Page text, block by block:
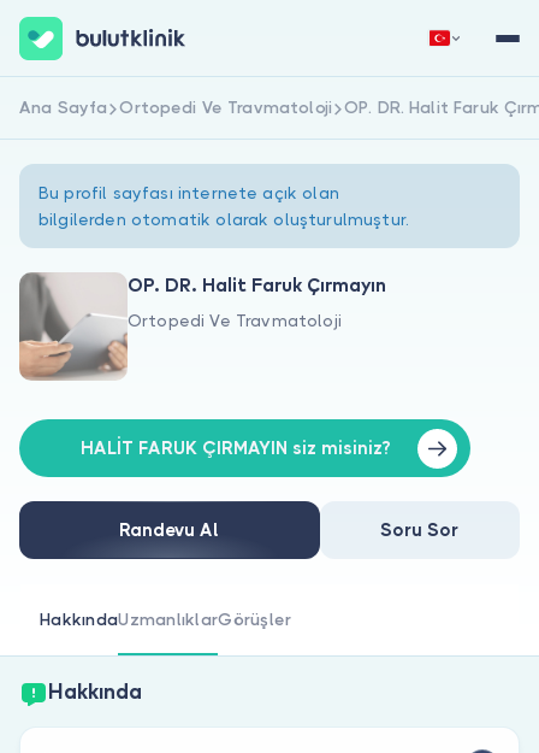
Hakkımızda
Doktorlar için
Doktor musunuz?
Hemen Kaydol Giriş Yap
Ana Sayfa Ortopedi Ve Travmatoloji OP. DR. Halit Faruk
Bu profil sayfası internete açık olan
bilgilerden otomatik olarak oluşturulmuştur.
OP. DR. Halit Faruk Çırmayın
Ortopedi Ve Travmatoloji
HALİT FARUK ÇIRMAYIN siz misiniz?
Randevu Al Soru Sor
HakkındaUzmanlıklarGörüşler
Hakkında